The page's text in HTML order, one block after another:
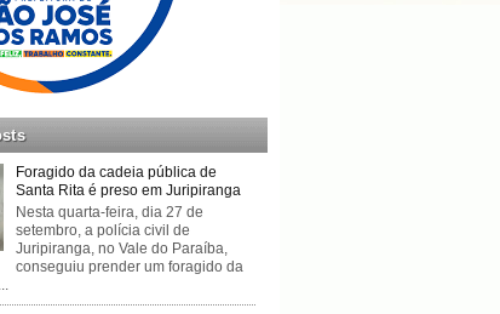
Foragido da cadeia pública de
Santa Rita é preso em Juripiranga
Nesta quarta-feira, dia 27 de
setembro, a polícia civil de
Juripiranga, no Vale do Paraíba,
conseguiu prender um foragido da